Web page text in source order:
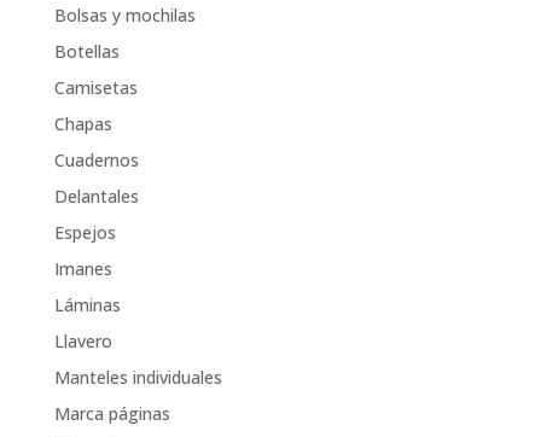
Bolsas y mochilas
Botellas
Camisetas
Chapas
Cuadernos
Delantales
Espejos
Imanes
Láminas
Llavero
Manteles individuales
Marca páginas